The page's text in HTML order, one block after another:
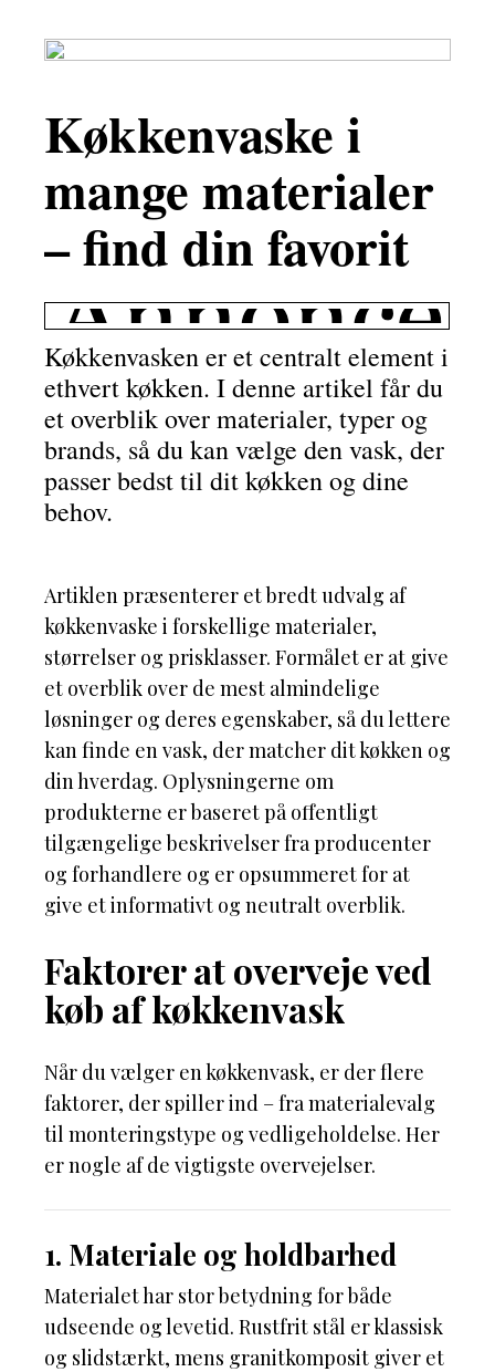
Køkkenvaske i
mange materialer
– find din favorit
Køkkenvasken er et centralt element i
ethvert køkken. I denne artikel får du
et overblik over materialer, typer og
brands, så du kan vælge den vask, der
passer bedst til dit køkken og dine
behov.
Artiklen præsenterer et bredt udvalg af
køkkenvaske i forskellige materialer,
størrelser og prisklasser. Formålet er at give
et overblik over de mest almindelige
løsninger og deres egenskaber, så du lettere
kan finde en vask, der matcher dit køkken og
din hverdag. Oplysningerne om
produkterne er baseret på offentligt
tilgængelige beskrivelser fra producenter
og forhandlere og er opsummeret for at
give et informativt og neutralt overblik.
Faktorer at overveje ved
køb af køkkenvask
Når du vælger en køkkenvask, er der flere
faktorer, der spiller ind – fra materialevalg
til monteringstype og vedligeholdelse. Her
er nogle af de vigtigste overvejelser.
1. Materiale og holdbarhed
Materialet har stor betydning for både
udseende og levetid. Rustfrit stål er klassisk
og slidstærkt, mens granitkomposit giver et